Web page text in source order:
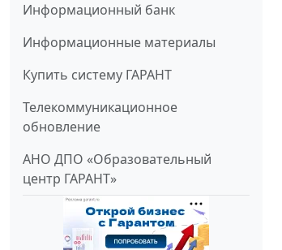
Информационный банк
Информационные материалы
Купить систему ГАРАНТ
Телекоммуникационное
обновление
АНО ДПО «Образовательный
центр ГАРАНТ»